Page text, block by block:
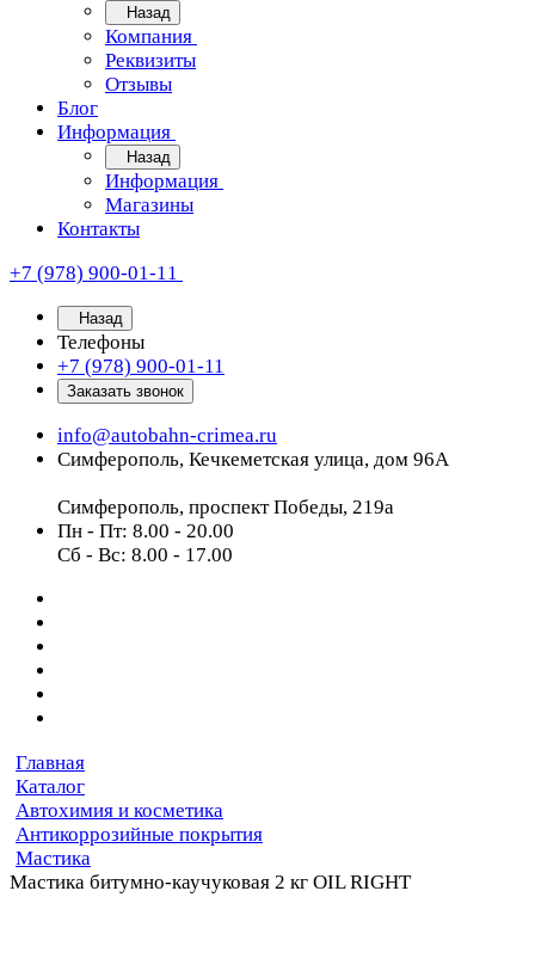
Назад
Компания
Реквизиты
Отзывы
Блог
Информация
Назад
Информация
Магазины
Контакты
+7 (978) 900-01-11
Назад
Телефоны
+7 (978) 900-01-11
Заказать звонок
info@autobahn-crimea.ru
Симферополь, Кечкеметская улица, дом 96А
Симферополь, проспект Победы, 219а
Пн - Пт: 8.00 - 20.00
Сб - Вс: 8.00 - 17.00
Главная
Каталог
Автохимия и косметика
Антикоррозийные покрытия
Мастика
Мастика битумно-каучуковая 2 кг OIL RIGHT